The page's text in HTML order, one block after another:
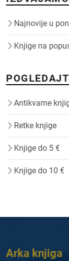
Najnovije u
Knjige na
Antikvarne
Retke knjige
Knjige do 5 €
Knjige do 10 €
Arka knjiga